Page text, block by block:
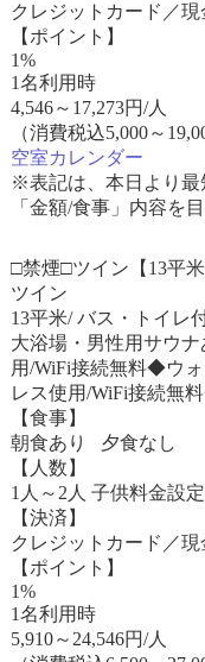
クレジットカード／現
【ポイント】
1%
1名利用時
4,546～ 17,273円/人
（消費税込5,000～
空室カレンダー
※表記は、本日より最
「金額/食事」内容を
□禁煙□ツイン【13平
ツイン
13平米/ バス・トイレ
大浴場・男性用サウ
用/WiFi接続無料◆ウ
レス使用/WiFi接続無
【食事】
朝食あり 夕食なし
【人数】
1人～2人 子供料金設
【決済】
クレジットカード／現
【ポイント】
1%
1名利用時
5,910～ 24,546円/人